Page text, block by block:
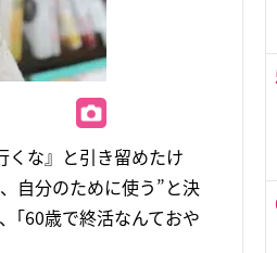
くな』と引き留めたけ
自分のために使う”と決
｢60歳で終活なんておや